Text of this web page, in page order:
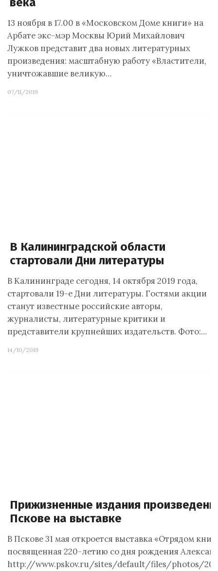
13 ноября в 17.00 в «Московском Доме книги» на
Арбате экс-мэр Москвы Юрий Михайлович
Лужков представит два новых литературных
произведения: масштабную работу «Властители,
уничтожавшие великую…
07/11/2019
В Калининградской области
стартовали Дни литературы
В Калининграде сегодня, 14 октября 2019 года,
стартовали 19-е Дни литературы. Гостями акции
станут известные российские авторы,
журналисты, литературные критики и
представители крупнейших издательств. Фото:…
14/10/2019
Прижизненные издания
Пскове на выставке
В Пскове 31 мая откроется выставка «Отрядом
посвященная 220-летию со дня рождения
http://www.pskov.ru/sites/default/files/photos/